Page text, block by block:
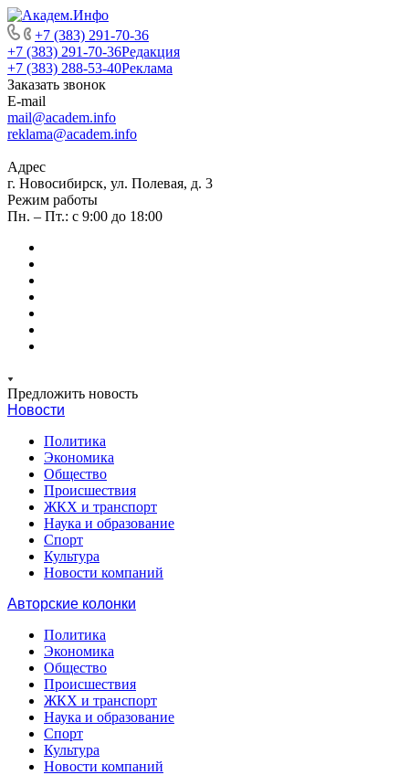
+7 (383) 291-70-36
+7 (383) 291-70-36Редакция
+7 (383) 288-53-40Реклама
Заказать звонок
E-mail
mail@academ.info
reklama@academ.info
Адрес
г. Новосибирск, ул. Полевая, д. 3
Режим работы
Пн. – Пт.: с 9:00 до 18:00
Предложить новость
Новости
Политика
Экономика
Общество
Происшествия
ЖКХ и транспорт
Наука и образование
Спорт
Культура
Новости компаний
Авторские колонки
Политика
Экономика
Общество
Происшествия
ЖКХ и транспорт
Наука и образование
Спорт
Культура
Новости компаний